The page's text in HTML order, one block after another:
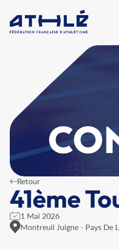
Retour
41ème
1 Mai 2026
Montreuil Juigne - Pays De